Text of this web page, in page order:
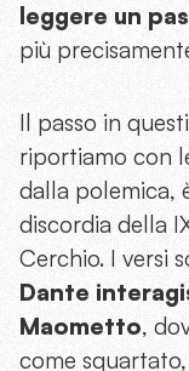
leggere un
più
Il passo in
riportiamo con
dalla polemica,
discordia della
Cerchio. I versi
Dante
Maometto,
come